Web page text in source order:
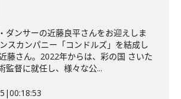
ダンサーの近藤良平さんをお迎えしま
スカンパニー「コンドルズ」を結成し
藤さん。2022年からは、彩の国 さいた
監督に就任し、様々な公...
|00:18:53